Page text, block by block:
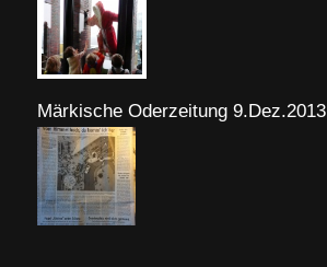
Märkische Oderzeitung 9.Dez.2013